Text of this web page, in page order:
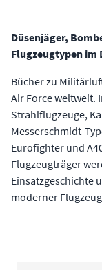
Düsenjäger,
Flugzeugtypen im
Bücher zu
Air Force weltweit.
Strahlflugzeuge,
Messerschmidt-
Eurofighter und
Flugzeugträger
Einsatzgeschichte
moderner